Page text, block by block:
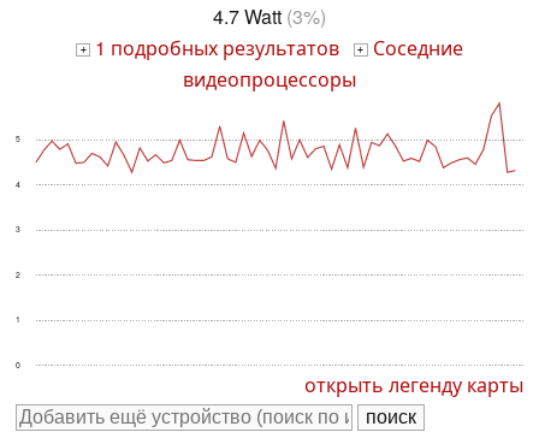
4.7 Watt (3%)
+ 1 подробных результатов + Соседние
видеопроцессоры
0
1
2
3
4
5
открыть легенду карты